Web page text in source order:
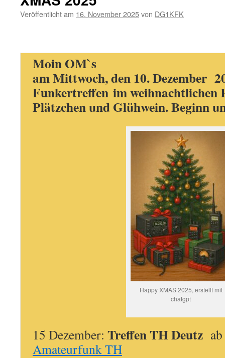
24Dez
/SM-
Radio
Veröffentlicht am 16. November 2025von DG1KFK
Moin OM`s
am Mittwoch, den 10. Dezember
Funkertreffen im weihnachtlichen
Plätzchen und Glühwein. Beginn
Happy XMAS 2025, erstellt mit
chatgpt
15 Dezember: Treffen TH Deutz
Amateurfunk TH